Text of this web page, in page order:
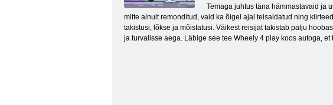
11x11 plokid
Temaga juhtus täna hämmastavaid ja
mitte ainult remonditud, vaid ka õigel ajal teisaldatud ning
takistusi, lõkse ja mõistatusi. Väikest reisijat takistab palju
ja turvalisse aega. Läbige see tee Wheely 4 play koos autoga,